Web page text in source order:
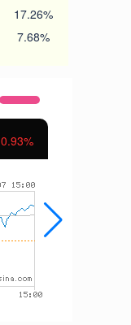
17.26%
7.68%
1.01%